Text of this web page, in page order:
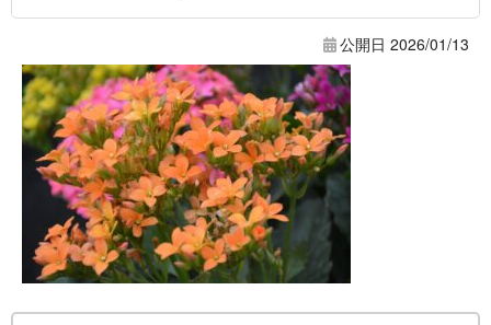
公開日 2026/01/13